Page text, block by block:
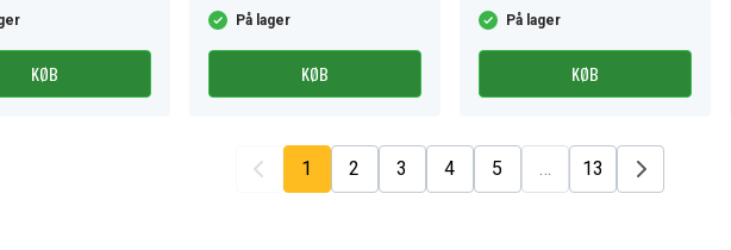
KØB
På lager
KØB
På lager
KØB
1 2 3 4 5 … 13